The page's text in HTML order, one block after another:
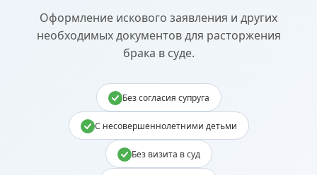
Оформление искового заявления и других
необходимых документов для расторжения
брака в суде.
Без согласия супруга
С несовершеннолетними детьми
Без визита в суд